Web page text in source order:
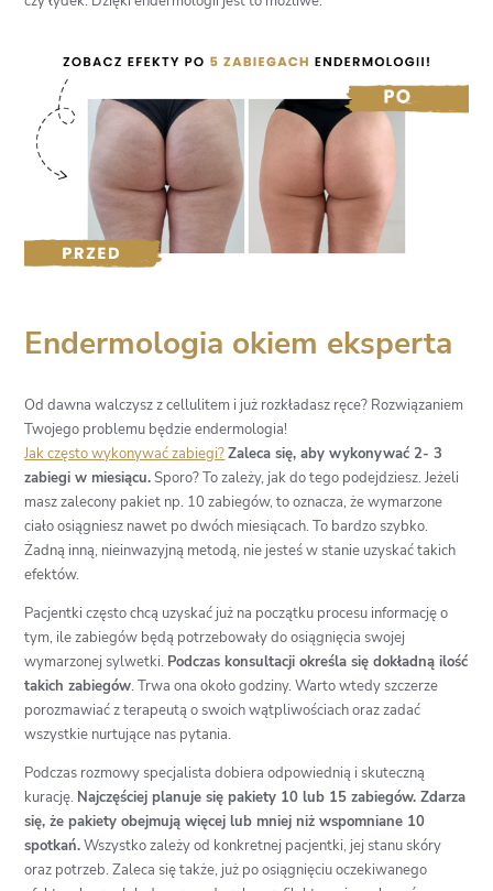
Endermologia okiem eksperta
Od dawna walczysz z cellulitem i już rozkładasz ręce? Rozwiązaniem
Twojego problemu będzie endermologia!
Jak często wykonywać zabiegi?Zaleca się, aby wykonywać 2- 3
zabiegi w miesiącu.Sporo? To zależy, jak do tego podejdziesz. Jeżeli
masz zalecony pakiet np. 10 zabiegów, to oznacza, że wymarzone
ciało osiągniesz nawet po dwóch miesiącach. To bardzo szybko.
Żadną inną, nieinwazyjną metodą, nie jesteś w stanie uzyskać takich
efektów.
Pacjentki często chcą uzyskać już na początku procesu informację o
tym, ile zabiegów będą potrzebowały do osiągnięcia swojej
wymarzonej sylwetki. Podczas konsultacji określa się dokładną ilość
takich zabiegów. Trwa ona około godziny. Warto wtedy szczerze
porozmawiać z terapeutą o swoich wątpliwościach oraz zadać
wszystkie nurtujące nas pytania.
Podczas rozmowy specjalista dobiera odpowiednią i skuteczną
kurację. Najczęściej planuje się pakiety 10 lub 15 zabiegów. Zdarza
się, że pakiety obejmują więcej lub mniej niż wspomniane 10
spotkań.Wszystko zależy od konkretnej pacjentki, jej stanu skóry
oraz potrzeb. Zaleca się także, już po osiągnięciu oczekiwanego